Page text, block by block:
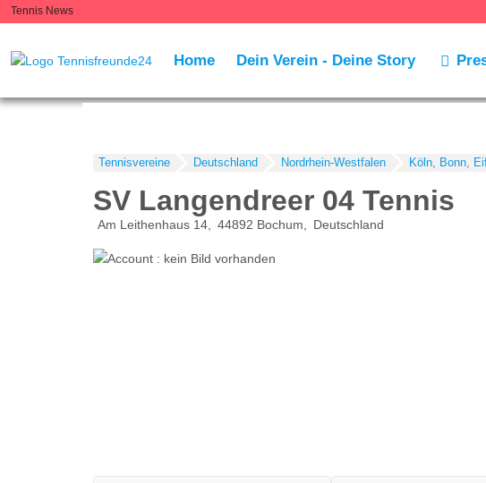
Tennis News
Home Dein Verein - Deine Story
Tennisvereine Deutschland Nordrhein-Westfalen Köln, Bonn,
SV Langendreer 04 Tennis
Am Leithenhaus 14 44892 Bochum Deutschland